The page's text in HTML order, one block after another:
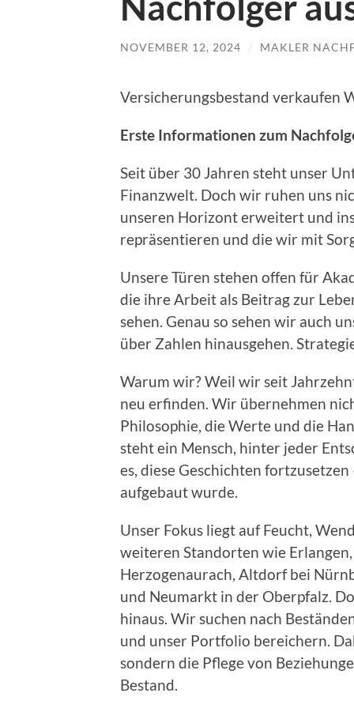
NOVEMBER 12, 2024 / MAKLER
Versicherungsbestand verkaufen
Erste Informationen zum
Seit über 30 Jahren steht unser
Finanzwelt. Doch wir ruhen uns
unseren Horizont erweitert und
repräsentieren und die wir mit
Unsere Türen stehen offen für
die ihre Arbeit als Beitrag zur
sehen. Genau so sehen wir auch
über Zahlen hinausgehen.
Warum wir? Weil wir seit
neu erfinden. Wir übernehmen
Philosophie, die Werte und die
steht ein Mensch, hinter jeder
es, diese Geschichten
aufgebaut wurde.
Unser Fokus liegt auf Feucht,
weiteren Standorten wie
Herzogenaurach, Altdorf bei
und Neumarkt in der Oberpfalz.
hinaus. Wir suchen nach
und unser Portfolio bereichern.
sondern die Pflege von
Bestand.